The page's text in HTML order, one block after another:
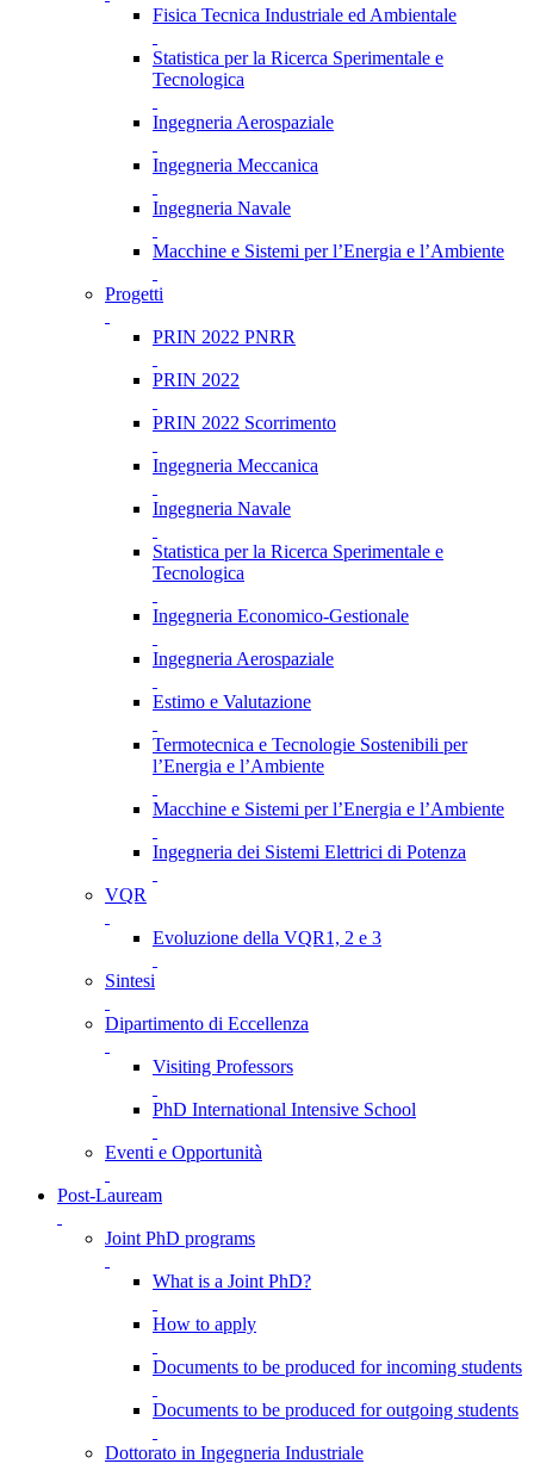
Fisica Tecnica Industriale ed Ambientale
Statistica per la Ricerca Sperimentale e
Tecnologica
Ingegneria Aerospaziale
Ingegneria Meccanica
Ingegneria Navale
Macchine e Sistemi per l’Energia e l’Ambiente
Progetti
PRIN 2022 PNRR
PRIN 2022
PRIN 2022 Scorrimento
Ingegneria Meccanica
Ingegneria Navale
Statistica per la Ricerca Sperimentale e
Tecnologica
Ingegneria Economico-Gestionale
Ingegneria Aerospaziale
Estimo e Valutazione
Termotecnica e Tecnologie Sostenibili per
l’Energia e l’Ambiente
Macchine e Sistemi per l’Energia e l’Ambiente
Ingegneria dei Sistemi Elettrici di Potenza
VQR
Evoluzione della VQR1, 2 e 3
Sintesi
Dipartimento di Eccellenza
Visiting Professors
PhD International Intensive School
Eventi e Opportunità
Post-Lauream
Joint PhD programs
What is a Joint PhD?
How to apply
Documents to be produced for incoming students
Documents to be produced for outgoing students
Dottorato in Ingegneria Industriale